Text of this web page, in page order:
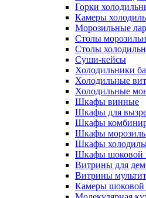
Горки
Камеры
Морозильные
Столы
Столы
Суши-кейсы
Холодильники
Холодильные
Холодильные
Шкафы винные
Шкафы для
Шкафы
Шкафы
Шкафы
Шкафы шоковой
Витрины для
Витрины
Камеры шоковой